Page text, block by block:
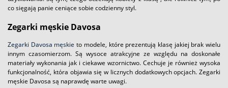
co sięgają panie ceniące sobie codzienny styl.
Zegarki męskie Davosa
Zegarki Davosa męskie to modele, które prezentują klasę jakiej brak wielu
innym czasomierzom. Są wysoce atrakcyjne ze względu na doskonałe
materiały wykonania jak i ciekawe wzornictwo. Cechuje je również wysoka
funkcjonalność, która objawia się w licznych dodatkowych opcjach. Zegarki
męskie Davosa są naprawdę warte uwagi.